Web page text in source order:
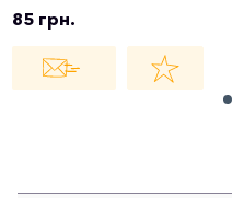
85 грн.